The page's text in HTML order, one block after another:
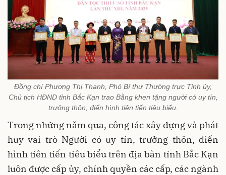
Đồng chí Phương Thị Thanh, Phó Bí thư Thường trực Tỉnh ủy,
Chủ tịch HĐND tỉnh Bắc Kạn trao Bằng khen tặng người có uy tín,
trưởng thôn, điển hình tiên tiến tiêu biểu.
Trong những năm qua, công tác xây dựng và phát
huy vai trò Người có uy tín, trưởng thôn, điển
hình tiên tiến tiêu biểu trên địa bàn tỉnh Bắc Kạn
luôn được cấp ủy, chính quyền các cấp, các ngành